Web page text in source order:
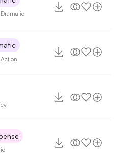
Dramatic
,Action